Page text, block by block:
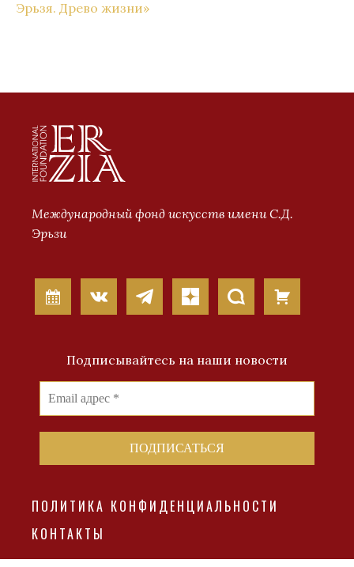
Эрьзя. Древо жизни»
Международный фонд искусств имени С.Д.
Эрьзи
Подписывайтесь на наши новости
ПОЛИТИКА КОНФИДЕНЦИАЛЬНОСТИ
КОНТАКТЫ